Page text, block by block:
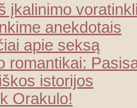
įkalinimo
anekdotais
apie seksą
romantikai:
istorijos
Orakulo!